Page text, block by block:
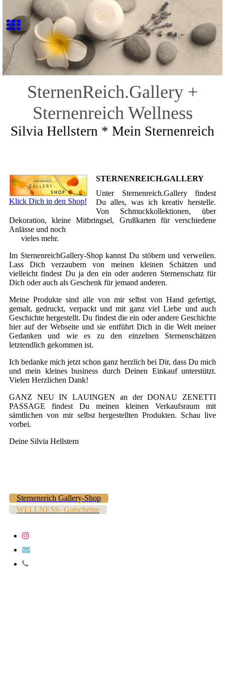
SternenReich.Gallery +
Sternenreich Wellness
Silvia Hellstern * Mein Sternenreich
Klick Dich in den Shop!
STERNENREICH.GALLERY
Unter Sternenreich.Gallery findest
Du alles, was ich kreativ herstelle.
Von Schmuckkollektionen, über
Dekoration, kleine Mitbringsel, Grußkarten für verschiedene
Anlässe und noch
vieles mehr.
Im SternenreichGallery-Shop kannst Du stöbern und verweilen.
Lass Dich verzaubern von meinen kleinen Schätzen und
vielleicht findest Du ja den ein oder anderen Sternenschatz für
Dich oder auch als Geschenk für jemand anderen.
Meine Produkte sind alle von mir selbst von Hand gefertigt,
gemalt, gedruckt, verpackt und mit ganz viel Liebe und auch
Geschichte hergestellt. Du findest die ein oder andere Geschichte
hier auf der Webseite und sie entführt Dich in die Welt meiner
Gedanken und wie es zu den einzelnen Sternenschätzen
letztendlich gekommen ist.
Ich bedanke mich jetzt schon ganz herzlich bei Dir, dass Du mich
und mein kleines business durch Deinen Einkauf unterstützt.
Vielen Herzlichen Dank!
GANZ NEU IN LAUINGEN an der DONAU ZENETTI
PASSAGE findest Du meinen kleinen Verkaufsraum mit
sämtlichen von mir selbst hergestellten Produkten. Schau live
vorbei.
Deine Silvia Hellstern
Sternenreich Gallery-Shop
WELLNESS- Gutscheine